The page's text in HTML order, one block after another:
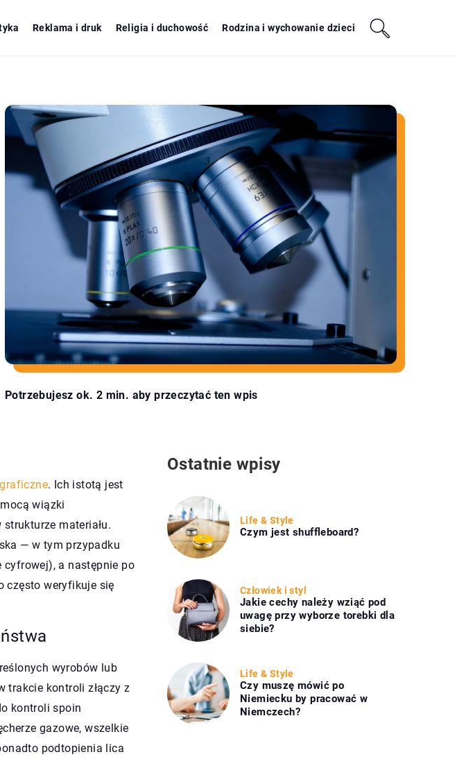
Reklama i druk Religia i duchowość Rodzina i wychowanie dzieci
Potrzebujesz ok. 2 min. aby przeczytać ten wpis
. Ich istotą jest
wiązki
materiału.
— w tym przypadku
cyfrowej), a następnie po
często weryfikuje się
wyrobów lub
trakcie kontroli złączy z
kontroli spoin
gazowe, wszelkie
podtopienia lica
Ostatnie wpisy
Life & Style
Czym jest shuffleboard?
Człowiek i styl
Jakie cechy należy wziąć pod
uwagę przy wyborze torebki dla
siebie?
Life & Style
Czy muszę mówić po
Niemiecku by pracować w
Niemczech?